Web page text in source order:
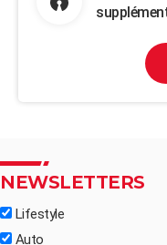
NEWSLETTERS
Lifestyle
Auto